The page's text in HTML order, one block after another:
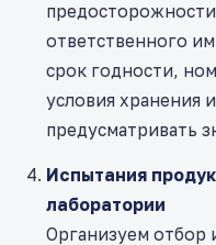
ответственного
срок годности,
условия хранения
предусматривать
Испытания
лаборатории
Организуем отбор